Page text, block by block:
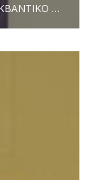
ΙΆΣΩΝ ΔΕΠΟΎΝΤΗΣ | Χ. Α. DONNET ΣΕ ΚΒΑΝΤΙΚΌ ΔΡΥΜΌ